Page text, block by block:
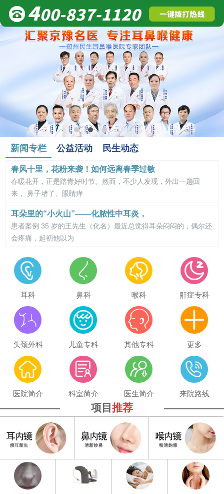
新闻专栏 公益活动 民生动态
春风十里，花粉来袭！如何远离春季过敏
春暖花开，正是踏青好时节。然而，不少人发现，外出一趟回
来， 鼻子堵了、眼睛痒
耳朵里的“小火山”——化脓性中耳炎，
患者案例 35 岁的王先生（化名）最近总觉得耳朵闷闷的，偶尔还
会疼痛，起初他以为
耳科 鼻科 喉科 鼾症专科
头颈外科 儿童专科 其他专科 更多
医院简介 科室简介 医生简介 来院路线
项目 推荐